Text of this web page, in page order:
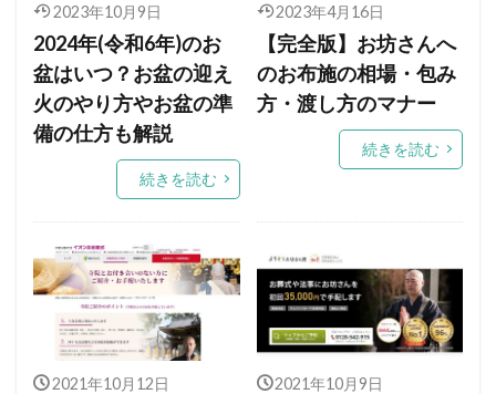
2023年10月9日
2024年(令和6年)のお
盆はいつ？お盆の迎え
火のやり方やお盆の準
備の仕方も解説
続きを読む
2023年4月16日
【完全版】お坊さんへ
のお布施の相場・包み
方・渡し方のマナー
続きを読む
2021年10月12日
2021年10月9日